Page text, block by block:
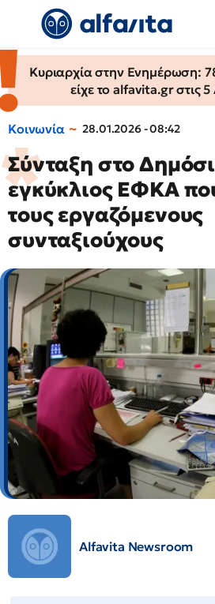
Κυριαρχία στην Ενημέρωση:
είχε το alfavita.gr στις
Κοινωνία 28.01.2026 - 08:42
Σύνταξη στο
εγκύκλιος ΕΦΚΑ
τους εργαζόμενους
συνταξιούχους
Alfavita Newsroom